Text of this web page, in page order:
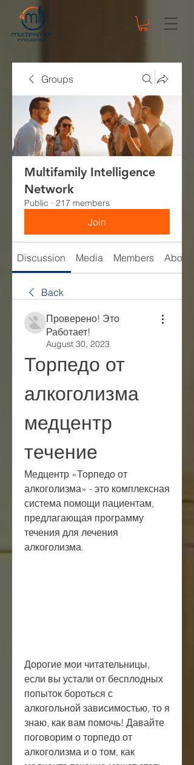
Groups
Multifamily Intelligence
Network
Public · 217 members
Join
Discussion Media Members About
Back
Проверено! Это
Работает!
August 30, 2023
Торпедо от
алкоголизма
медцентр
течение
Медцентр «Торпедо от
алкоголизма» - это комплексная
система помощи пациентам,
предлагающая программу
течения для лечения
алкоголизма.
Дорогие мои читательницы,
если вы устали от бесплодных
попыток бороться с
алкогольной зависимостью, то я
знаю, как вам помочь! Давайте
поговорим о торпедо от
алкоголизма и о том, как